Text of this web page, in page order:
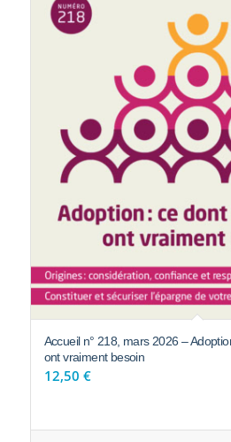
Accueil n° 218, mars 2026 –
ont vraiment besoin
12,50 €